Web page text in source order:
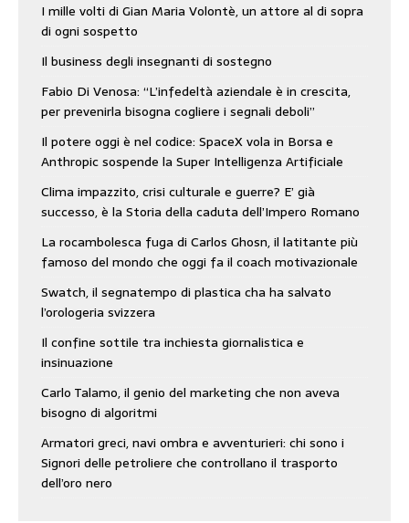
I mille volti di Gian Maria Volontè, un attore al di sopra
di ogni sospetto
Il business degli insegnanti di sostegno
Fabio Di Venosa: “L’infedeltà aziendale è in crescita,
per prevenirla bisogna cogliere i segnali deboli”
Il potere oggi è nel codice: SpaceX vola in Borsa e
Anthropic sospende la Super Intelligenza Artificiale
Clima impazzito, crisi culturale e guerre? E’ già
successo, è la Storia della caduta dell’Impero Romano
La rocambolesca fuga di Carlos Ghosn, il latitante più
famoso del mondo che oggi fa il coach motivazionale
Swatch, il segnatempo di plastica cha ha salvato
l’orologeria svizzera
Il confine sottile tra inchiesta giornalistica e
insinuazione
Carlo Talamo, il genio del marketing che non aveva
bisogno di algoritmi
Armatori greci, navi ombra e avventurieri: chi sono i
Signori delle petroliere che controllano il trasporto
dell’oro nero